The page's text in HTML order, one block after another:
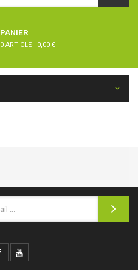
PANIER
0 ARTICLE - 0,00 €